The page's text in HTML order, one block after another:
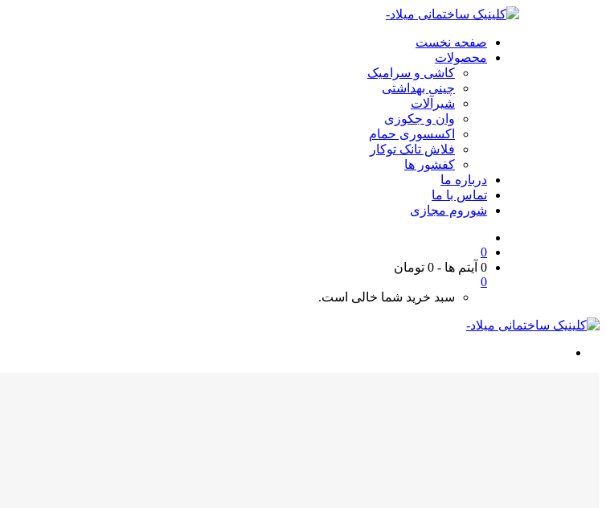
صفحه نخست
محصولات
کاشی و سرامیک
چینی بهداشتی
شیرآلات
وان و جکوزی
اکسسوری حمام
فلاش تانک توکار
کفشور ها
درباره ما
تماس با ما
شوروم مجازی
0
0 آیتم ها
-
0 تومان
0
سبد خرید شما خالی است.